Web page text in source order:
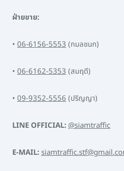
ฝ่ายขาย:
• 06-6156-5553(กมลชนก)
• 06-6162-5353(สมฤดี)
• 09-9352-5556(ปริญญา)
LINE OFFICIAL:@siamtraffic
E-MAIL: